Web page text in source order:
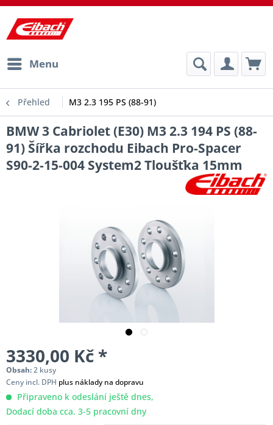
Menu
Přehled M3 2.3 195 PS (88-91)
BMW 3 Cabriolet (E30) M3 2.3 194 PS (88-
91) Šířka rozchodu Eibach Pro-Spacer
S90-2-15-004 System2 Tloušťka 15mm
3330,00 Kč *
Obsah:2 kusy
Ceny incl. DPH plus náklady na dopravu
Připraveno k odeslání ještě dnes,
Dodací doba cca. 3-5 pracovní dny